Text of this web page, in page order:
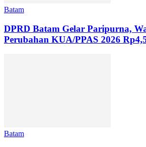
Batam
DPRD Batam Gelar Paripurna,
Perubahan KUA/PPAS 2026
Batam